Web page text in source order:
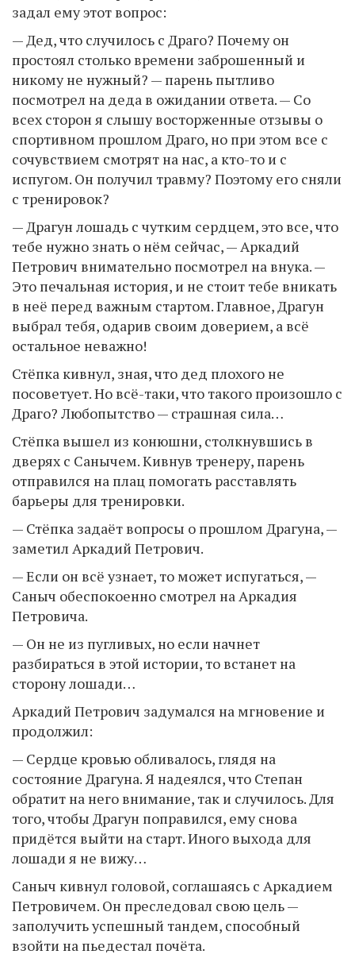
задал ему этот вопрос:
— Дед, что случилось с Драго? Почему он
простоял столько времени заброшенный и
никому не нужный? — парень пытливо
посмотрел на деда в ожидании ответа. — Со
всех сторон я слышу восторженные отзывы о
спортивном прошлом Драго, но при этом все с
сочувствием смотрят на нас, а кто-то и с
испугом. Он получил травму? Поэтому его сняли
с тренировок?
— Драгун лошадь с чутким сердцем, это все, что
тебе нужно знать о нём сейчас, — Аркадий
Петрович внимательно посмотрел на внука. —
Это печальная история, и не стоит тебе вникать
в неё перед важным стартом. Главное, Драгун
выбрал тебя, одарив своим доверием, а всё
остальное неважно!
Стёпка кивнул, зная, что дед плохого не
посоветует. Но всё-таки, что такого произошло с
Драго? Любопытство — страшная сила…
Стёпка вышел из конюшни, столкнувшись в
дверях с Санычем. Кивнув тренеру, парень
отправился на плац помогать расставлять
барьеры для тренировки.
— Стёпка задаёт вопросы о прошлом Драгуна, —
заметил Аркадий Петрович.
— Если он всё узнает, то может испугаться, —
Саныч обеспокоенно смотрел на Аркадия
Петровича.
— Он не из пугливых, но если начнет
разбираться в этой истории, то встанет на
сторону лошади…
Аркадий Петрович задумался на мгновение и
продолжил:
— Сердце кровью обливалось, глядя на
состояние Драгуна. Я надеялся, что Степан
обратит на него внимание, так и случилось. Для
того, чтобы Драгун поправился, ему снова
придётся выйти на старт. Иного выхода для
лошади я не вижу…
Саныч кивнул головой, соглашаясь с Аркадием
Петровичем. Он преследовал свою цель —
заполучить успешный тандем, способный
взойти на пьедестал почёта.